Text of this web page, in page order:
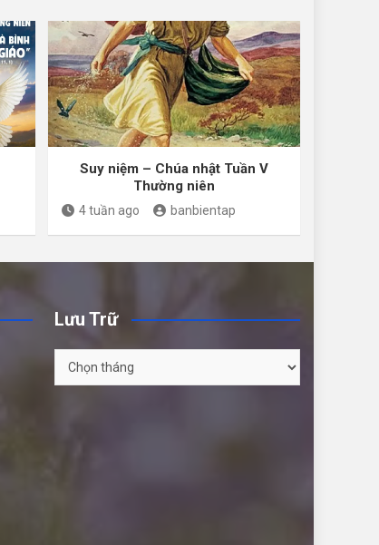
Suy niệm – Chúa nhật Tuần V
Thường niên
4 tuần ago banbientap
Lưu Trữ
Lưu
Trữ